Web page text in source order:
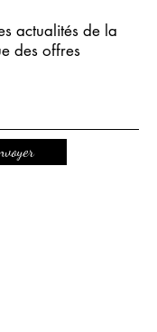
actualités de la
des offres